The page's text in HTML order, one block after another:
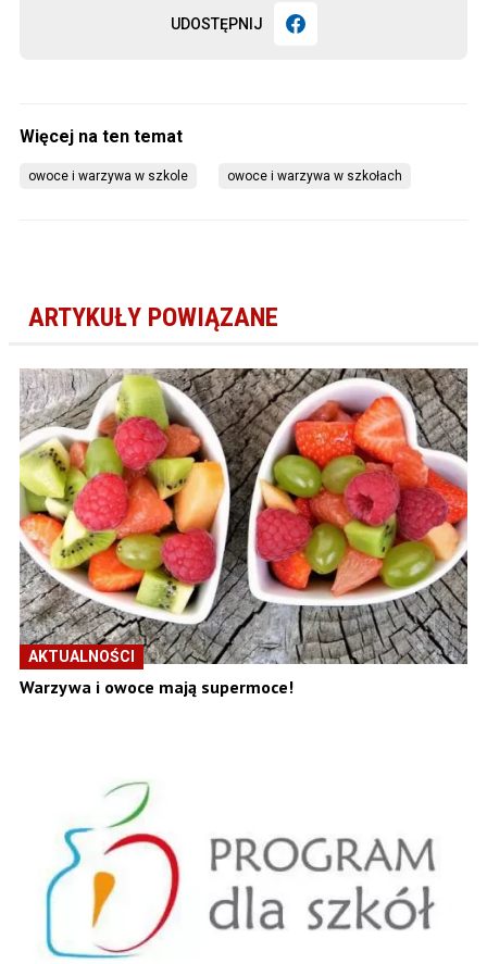
UDOSTĘPNIJ
owoce i warzywa w szkole owoce i warzywa w szkołach
ARTYKUŁY POWIĄZANE
AKTUALNOŚCI
Warzywa i owoce mają supermoce!